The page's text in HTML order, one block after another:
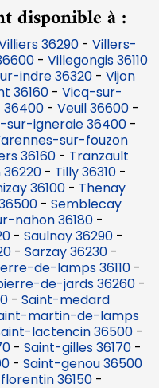
disponible à :
36290 - Villers-
- Villegongis 36110
indre 36320 - Vijon
36160 - Vicq-sur-
- Veuil 36600 -
sur-igneraie 36400 -
sur-fouzon
36160 - Tranzault
- Tilly 36310 -
36100 - Thenay
- Semblecay
nahon 36180 -
- Saulnay 36290 -
- Sarzay 36230 -
de-lamps 36110 -
de-jards 36260 -
- Saint-medard
martin-de-lamps
lactencin 36500 -
- Saint-gilles 36170 -
- Saint-genou 36500
36150 -